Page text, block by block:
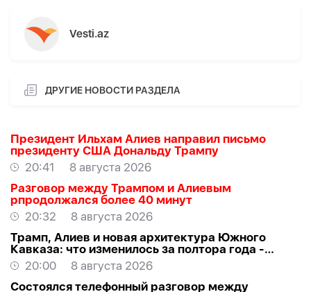
Vesti.az
ДРУГИЕ НОВОСТИ РАЗДЕЛА
Президент Ильхам Алиев направил письмо
президенту США Дональду Трампу
20:41
8 августа 2026
Разговор между Трампом и Алиевым
рпродолжался более 40 минут
20:32
8 августа 2026
Трамп, Алиев и новая архитектура Южного
Кавказа: что изменилось за полтора года -
ВЗГЛЯД
20:00
8 августа 2026
Состоялся телефонный разговор между